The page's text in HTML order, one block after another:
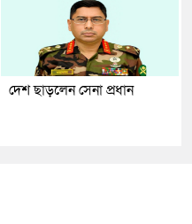
দেশ ছাড়লেন সেনা প্রধান